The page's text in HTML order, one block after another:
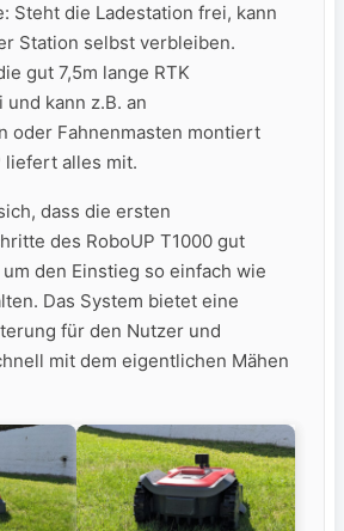
Steht die Ladestation frei, kann
Station selbst verbleiben.
gut 7,5m lange RTK
kann z.B. an
oder Fahnenmasten montiert
liefert alles mit.
dass die‍ ersten
des RoboUP T1000 gut
den Einstieg⁤ so einfach wie
Das System bietet eine
für‌ den Nutzer und
mit dem eigentlichen⁤ Mähen